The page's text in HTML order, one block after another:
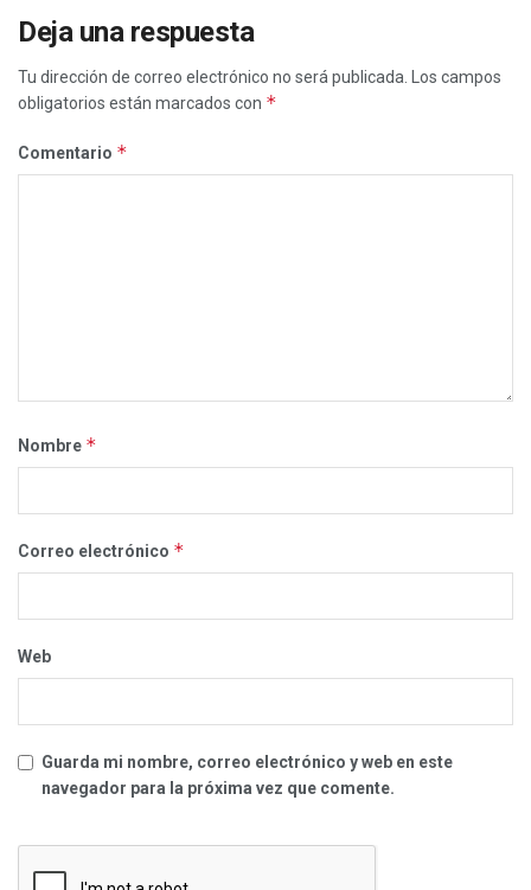
Deja una respuesta
Tu dirección de correo electrónico no será publicada.
Los campos
obligatorios están marcados con *
Comentario *
Nombre *
Correo electrónico *
Web
Guarda mi nombre, correo electrónico y web en este
navegador para la próxima vez que comente.